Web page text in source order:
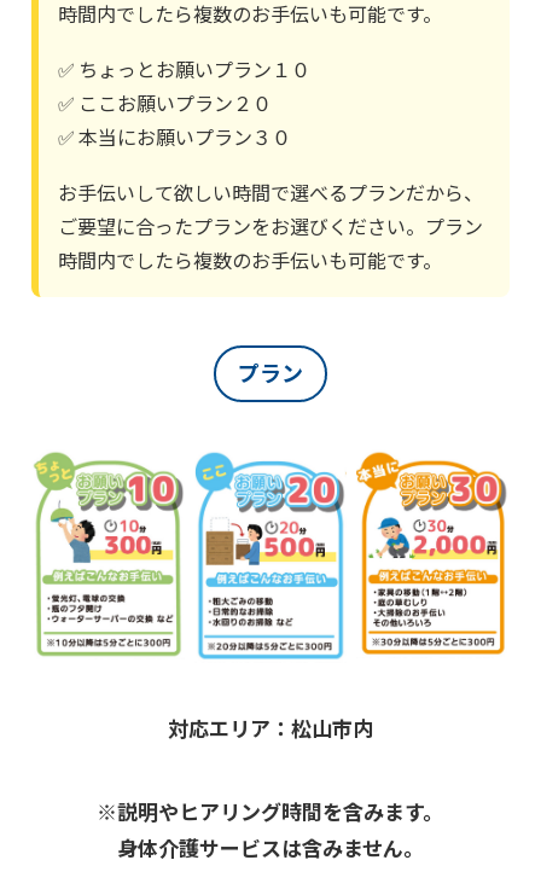
時間内でしたら複数のお手伝いも可能です。
✅ ちょっとお願いプラン１０
✅ ここお願いプラン２０
✅本当にお願いプラン３０
お手伝いして欲しい時間で選べるプランだから、
ご要望に合ったプランをお選びください。プラン
時間内でしたら複数のお手伝いも可能です。
プラン
対応エリア：松山市内
※説明やヒアリング時間を含みます。
身体介護サービスは含みません。